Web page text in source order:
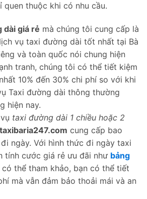
thuộc khi có nhu cầu.
dài giá rẻ mà chúng tôi cung cấp là
vụ taxi đường dài tốt nhất tại Bà
và toàn quốc nói chung hiện
tranh, chúng tôi có thể tiết kiệm
10% đến 30% chi phí so với khi
Taxi đường dài thông thường
hiện nay.
taxi đường dài 1 chiều hoặc 2
cung cấp bao
ngày. Với hình thức đi ngày taxi
tính cước giá rẻ ưu đãi như bảng
có thể tham khảo, bạn có thể tiết
mà vẫn đảm bảo thoải mái và an